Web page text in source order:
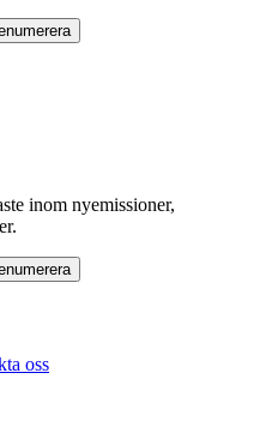
inom nyemissioner,
oss